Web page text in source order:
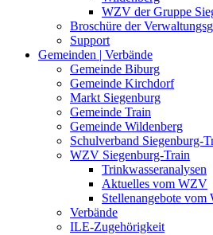
WZV der Gruppe
Broschüre der
Support
Gemeinden | Verbände
Gemeinde Biburg
Gemeinde Kirchdorf
Markt Siegenburg
Gemeinde Train
Gemeinde Wildenberg
Schulverband Siegenburg-
WZV Siegenburg-Train
Trinkwasseranalysen
Aktuelles vom WZV
Stellenangebote
Verbände
ILE-Zugehörigkeit